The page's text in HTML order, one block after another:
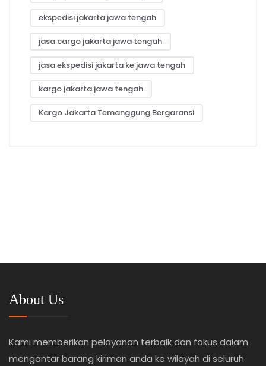
ekspedisi jakarta jawa tengah
jasa cargo jakarta jawa tengah
jasa ekspedisi jakarta ke jawa tengah
kargo jakarta jawa tengah
Kargo Jakarta Temanggung Bergaransi
About Us
Kami memberikan pelayanan terbaik dan fokus dalam
mengantar barang kiriman anda ke wilayah di seluruh